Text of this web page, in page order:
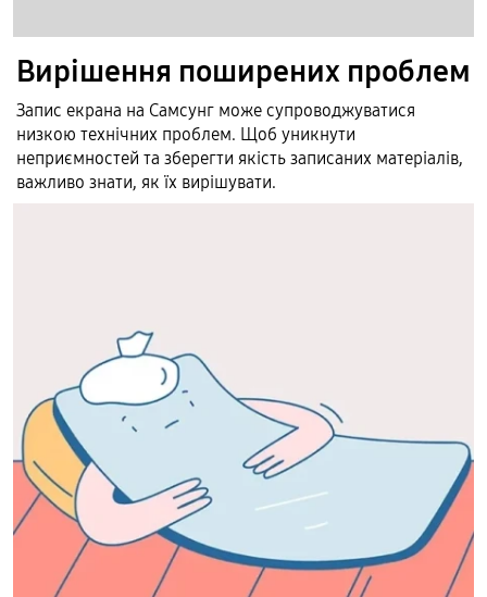
Вирішення поширених проблем
Запис екрана на Самсунг може супроводжуватися
низкою технічних проблем. Щоб уникнути
неприємностей та зберегти якість записаних матеріалів,
важливо знати, як їх вирішувати.